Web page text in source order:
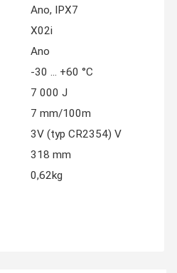
Ano, IPX7
X02i
Ano
-30 ... +60 °C
7 000 J
7 mm/100m
3V (typ CR2354) V
318 mm
0,62kg